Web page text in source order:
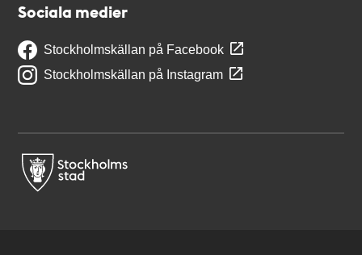
Sociala medier
Stockholmskällan på Facebook
Stockholmskällan på Instagram